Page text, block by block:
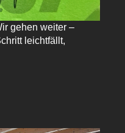
gehen weiter –
leichtfällt,